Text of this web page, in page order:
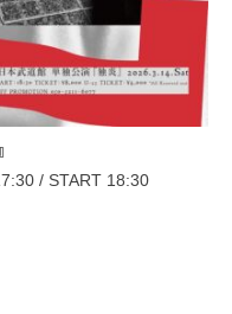
/ START 18:30